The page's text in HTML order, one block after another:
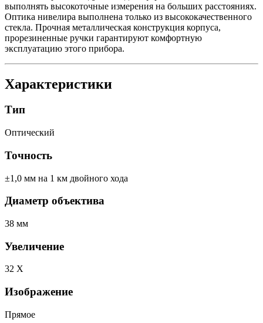
выполнять высокоточные измерения на больших расстояниях.
Оптика нивелира выполнена только из высококачественного
стекла. Прочная металлическая конструкция корпуса,
прорезиненные ручки гарантируют комфортную
эксплуатацию этого прибора.
Характеристики
Тип
Оптический
Точность
±1,0 мм на 1 км двойного хода
Диаметр объектива
38 мм
Увеличение
32 X
Изображение
Прямое